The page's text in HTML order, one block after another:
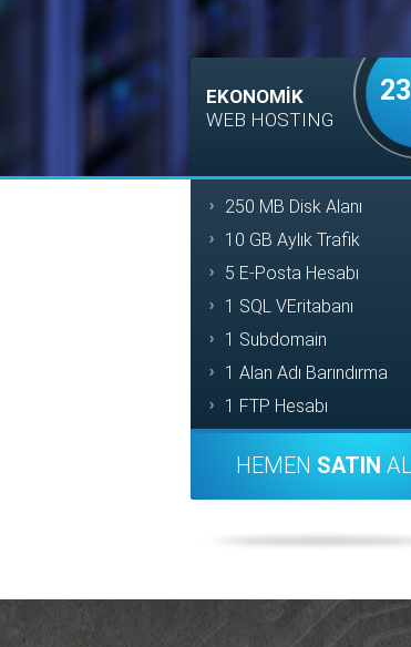
EKONOMİK
WEB HOSTING
23
250 MB Disk Alanı
10 GB Aylık Trafik
5 E-Posta Hesabı
1 SQL VEritabanı
1 Subdomain
1 Alan Adı Barındırma
1 FTP Hesabı
HEMEN SATIN AL